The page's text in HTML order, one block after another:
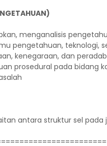
menganalisis
pengetahuan, teknologi,
kenegaraan, dan
prosedural pada bidang
antara struktur sel